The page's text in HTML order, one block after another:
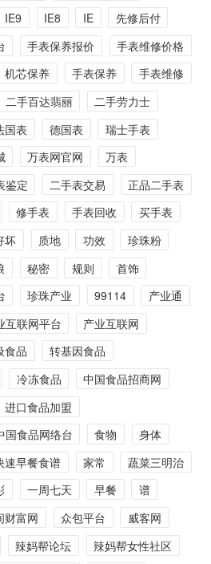
IE9 IE8 IE
先修后付
手表保养报价
手表维修价格
机芯保养 手表保养
手表维修
二手百达翡丽
二手劳力士
国表 德国表
瑞士手表
万表网官网
万表
鉴定 二手表交易
正品二手表
修手表 手表回收
买手表
坏 质地 功效
珍珠粉
秘密 规则
首饰
珍珠产业 99114
产业通
互联网平台
产业互联网
食品
转基因食品
冷冻食品
中国食品招商网
进口食品加盟
国食品网络台 食物
身体
速早餐食谱 家常
蔬菜三明治
一周七天 早餐
谱
财富网 众包平台
威客网
辣妈帮论坛
辣妈帮女性社区